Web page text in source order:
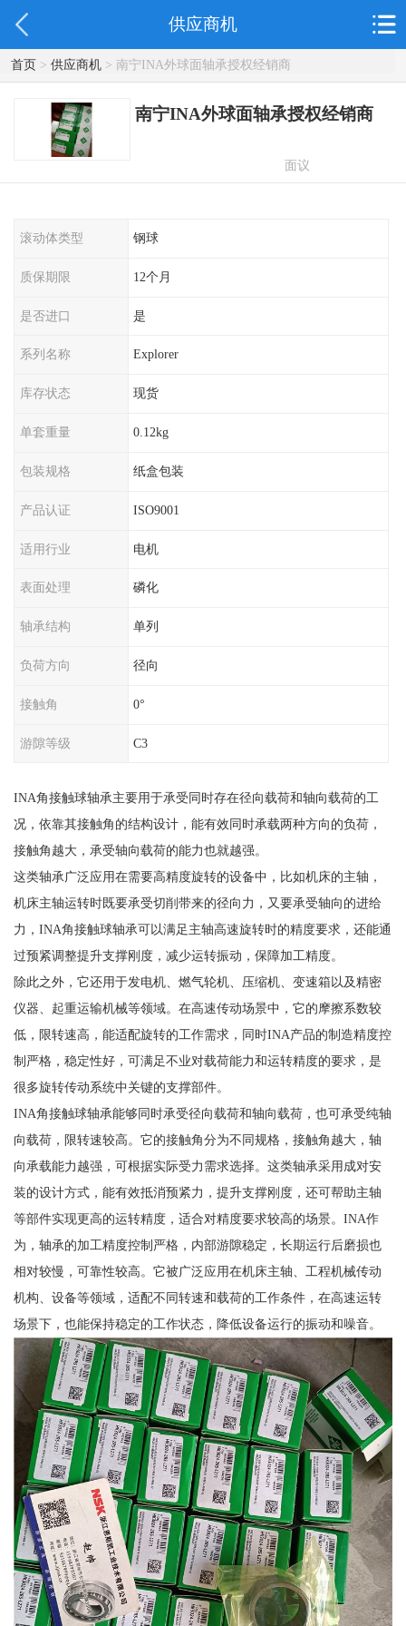
供应商机
首页> 供应商机> 南宁INA外球面轴承授权经销商
南宁INA外球面轴承授权经销商
面议
滚动体类型 钢球
质保期限 12个月
是否进口 是
系列名称 Explorer
库存状态 现货
单套重量 0.12kg
包装规格 纸盒包装
产品认证 ISO9001
适用行业 电机
表面处理 磷化
轴承结构 单列
负荷方向 径向
接触角 0°
游隙等级 C3
INA角接触球轴承主要用于承受同时存在径向载荷和轴向载荷的工
况，依靠其接触角的结构设计，能有效同时承载两种方向的负荷，
接触角越大，承受轴向载荷的能力也就越强。
这类轴承广泛应用在需要高精度旋转的设备中，比如机床的主轴，
机床主轴运转时既要承受切削带来的径向力，又要承受轴向的进给
力，INA角接触球轴承可以满足主轴高速旋转时的精度要求，还能通
过预紧调整提升支撑刚度，减少运转振动，保障加工精度。
除此之外，它还用于发电机、燃气轮机、压缩机、变速箱以及精密
仪器、起重运输机械等领域。在高速传动场景中，它的摩擦系数较
低，限转速高，能适配旋转的工作需求，同时INA产品的制造精度控
制严格，稳定性好，可满足不业对载荷能力和运转精度的要求，是
很多旋转传动系统中关键的支撑部件。
INA角接触球轴承能够同时承受径向载荷和轴向载荷，也可承受纯轴
向载荷，限转速较高。它的接触角分为不同规格，接触角越大，轴
向承载能力越强，可根据实际受力需求选择。这类轴承采用成对安
装的设计方式，能有效抵消预紧力，提升支撑刚度，还可帮助主轴
等部件实现更高的运转精度，适合对精度要求较高的场景。INA作
为，轴承的加工精度控制严格，内部游隙稳定，长期运行后磨损也
相对较慢，可靠性较高。它被广泛应用在机床主轴、工程机械传动
机构、设备等领域，适配不同转速和载荷的工作条件，在高速运转
场景下，也能保持稳定的工作状态，降低设备运行的振动和噪音。